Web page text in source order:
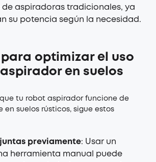
aspiradoras tradicionales, ya
su potencia según la necesidad.
optimizar el uso
en suelos
tu robot aspirador funcione de
en suelos rústicos, sigue estos
previamente: Usar un
herramienta manual puede